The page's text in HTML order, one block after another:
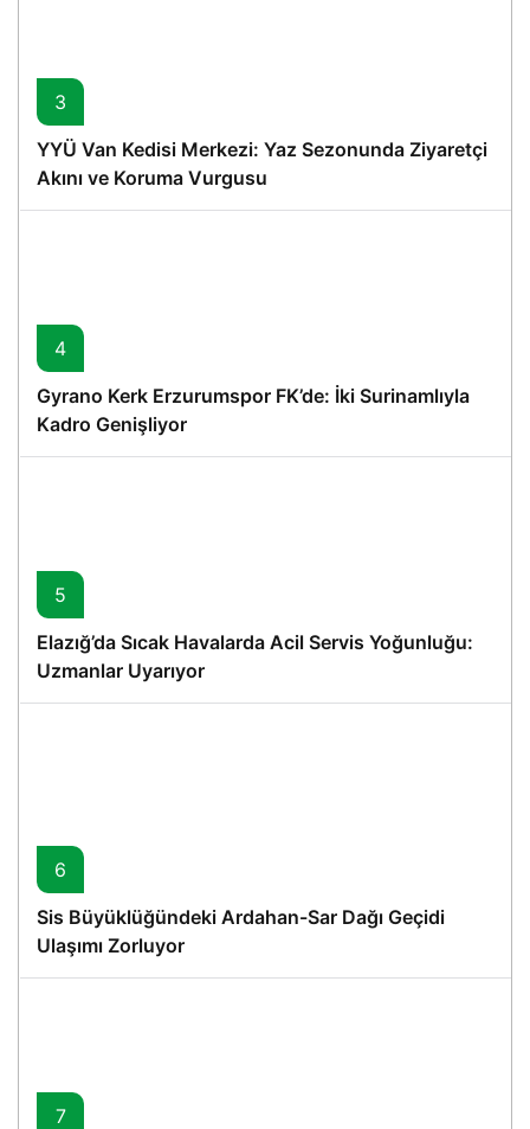
3
YYÜ Van Kedisi Merkezi: Yaz Sezonunda Ziyaretçi
Akını ve Koruma Vurgusu
4
Gyrano Kerk Erzurumspor FK’de: İki Surinamlıyla
Kadro Genişliyor
5
Elazığ’da Sıcak Havalarda Acil Servis Yoğunluğu:
Uzmanlar Uyarıyor
6
Sis Büyüklüğündeki Ardahan-Sar Dağı Geçidi
Ulaşımı Zorluyor
7